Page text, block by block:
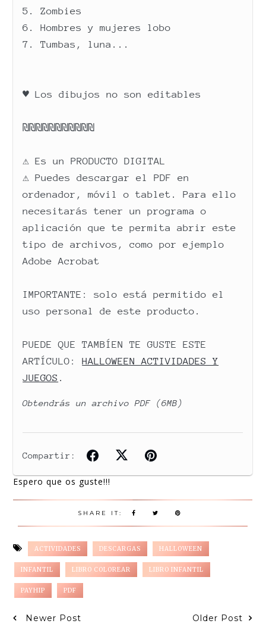
Espero que os guste!!!
SHARE IT:
ACTIVIDADES DESCARGAS HALLOWEEN
INFANTIL LIBRO COLOREAR LIBRO INFANTIL
PAYHIP PDF
Newer Post Older Post